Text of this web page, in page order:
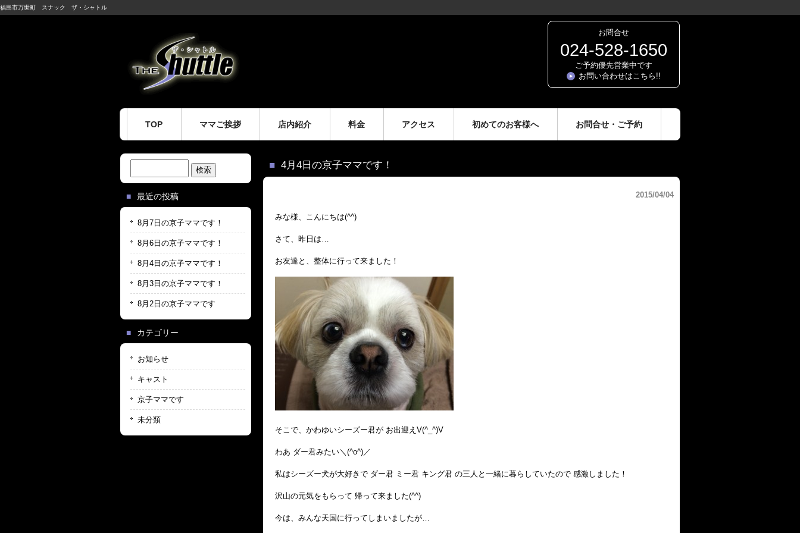
福島市万世町 スナック ザ・シャトル
お問合せ
024-528-1650
ご予約優先営業中です
お問い合わせはこちら!!
TOP ママご挨拶 店内紹介 料金 アクセス 初めてのお客様へ お問合せ・ご予約
4月4日の京子ママです！
2015/04/04
みな様、こんにちは(^^)
さて、昨日は…
お友達と、整体に行って来ました！
そこで、かわゆいシーズー君が お出迎えV(^_^)V
わあ ダー君みたい＼(^o^)／
私はシーズー犬が大好きで ダー君 ミー君 キング君 の三人と一緒に暮らしていたので 感激しました！
沢山の元気をもらって 帰って来ました(^^)
今は、みんな天国に行ってしまいましたが…
索:
最近の投稿
8月7日の京子ママです！
8月6日の京子ママです！
8月4日の京子ママです！
8月3日の京子ママです！
8月2日の京子ママです
カテゴリー
お知らせ
キャスト
京子ママです
未分類